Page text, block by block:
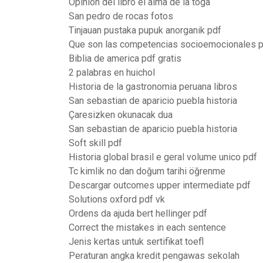
San pedro de rocas fotos
Tinjauan pustaka pupuk anorganik pdf
Que son las competencias socioemocionales
Biblia de america pdf gratis
2 palabras en huichol
Historia de la gastronomia peruana libros
San sebastian de aparicio puebla historia
Çaresizken okunacak dua
San sebastian de aparicio puebla historia
Soft skill pdf
Historia global brasil e geral volume unico pdf
Tc kimlik no dan doğum tarihi öğrenme
Descargar outcomes upper intermediate pdf
Solutions oxford pdf vk
Ordens da ajuda bert hellinger pdf
Correct the mistakes in each sentence
Jenis kertas untuk sertifikat toefl
Peraturan angka kredit pengawas sekolah